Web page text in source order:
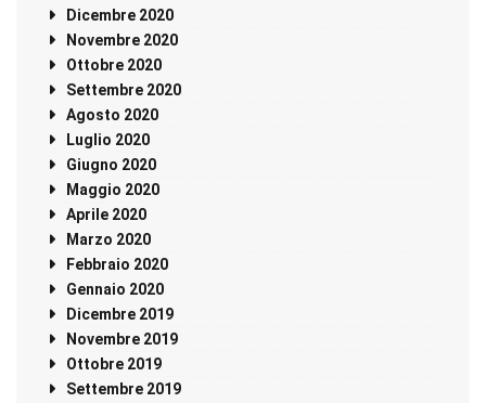
Dicembre 2020
Novembre 2020
Ottobre 2020
Settembre 2020
Agosto 2020
Luglio 2020
Giugno 2020
Maggio 2020
Aprile 2020
Marzo 2020
Febbraio 2020
Gennaio 2020
Dicembre 2019
Novembre 2019
Ottobre 2019
Settembre 2019